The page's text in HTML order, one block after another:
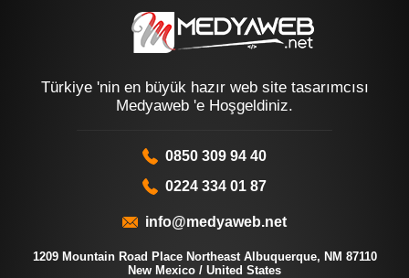
Türkiye 'nin en büyük hazır web site tasarımcısı
Medyaweb 'e Hoşgeldiniz.
0850 309 94 40
0224 334 01 87
info@medyaweb.net
1209 Mountain Road Place Northeast Albuquerque, NM 87110
New Mexico / United States